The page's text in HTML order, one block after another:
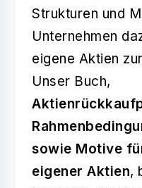
Strukturen und
Unternehmen
eigene Aktien
Unser Buch,
sowie Motive
eigener Aktien,